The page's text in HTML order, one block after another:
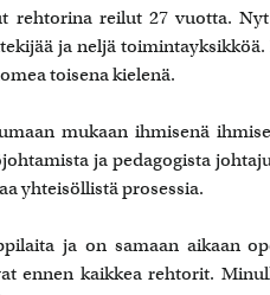
rehtorina reilut 27 vuotta.
ja neljä
toisena kielenä.
mukaan ihmisenä
ja pedagogista
yhteisöllistä prosessia.
ja on samaan aikaan
ennen kaikkea rehtorit.